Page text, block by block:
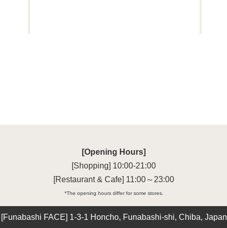
[Opening Hours]
[Shopping] 10:00-21:00
[Restaurant & Cafe] 11:00～23:00
*The opening hours differ for some stores.
[Funabashi FACE] 1-3-1 Honcho, Funabashi-shi, Chiba, Japan